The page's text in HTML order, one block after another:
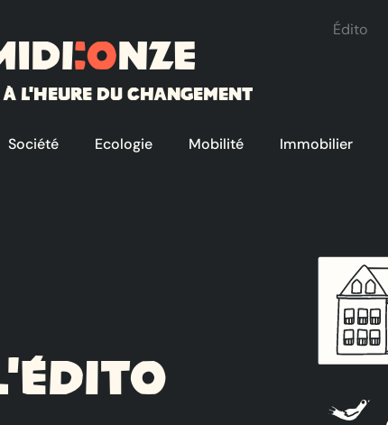
Édito
:onze
l'heure du changement
Société Ecologie Mobilité Immobilier